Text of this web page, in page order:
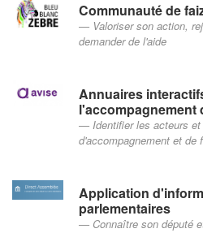
Communauté de
Valoriser son action,
demander de l'aide
Annuaires
l'accompagnement
Identifier les acteurs
d'accompagnement et de
Application
parlementaires
Connaître son député